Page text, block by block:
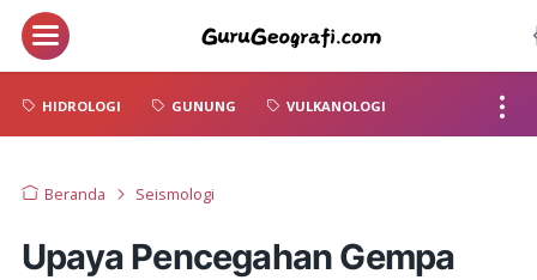
HIDROLOGI GUNUNG VULKANOLOGI
Beranda Seismologi
Upaya Pencegahan Gempa